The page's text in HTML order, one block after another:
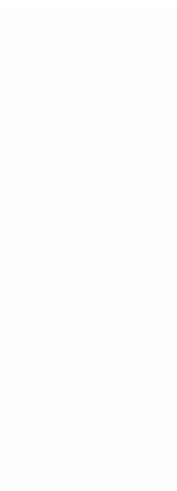
cuerpo y el uso
“equilibrados”,